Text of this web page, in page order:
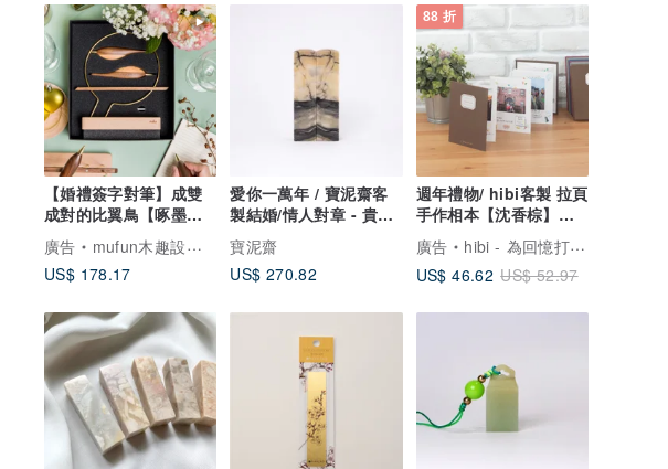
【婚禮簽字對筆】成雙
成對的比翼鳥【啄墨對
筆】新婚祝福紀念信物
廣告
mufun木趣設計 / 以稀創造
US$ 178.17
愛你一萬年 / 寶泥齋客
製結婚/情人對章 - 貴州
紫袍玉帶石
寶泥齋
US$ 270.82
88 折
週年禮物/ hibi客製 拉頁
手作相本【沈香棕】情
侶禮物 生日禮物
廣告
hibi - 為回憶打造專屬的家
US$ 46.62 US$ 52.97